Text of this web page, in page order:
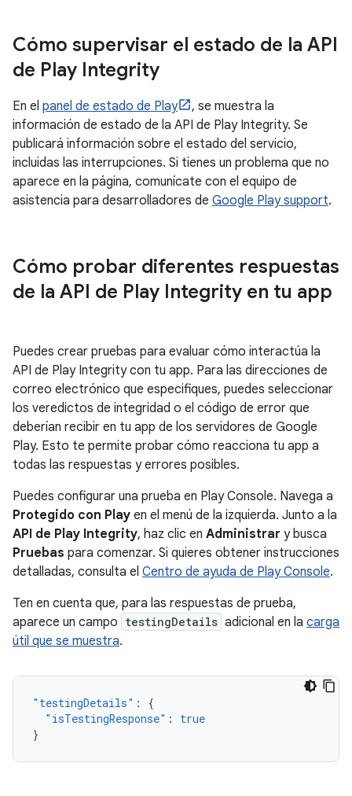
Cómo supervisar el estado de la API
de Play Integrity
En el panel de estado de Play
, se muestra la
información de estado de la API de Play Integrity. Se
publicará información sobre el estado del servicio,
incluidas las interrupciones. Si tienes un problema que no
aparece en la página, comunícate con el equipo de
asistencia para desarrolladores de Google Play support.
Cómo probar diferentes respuestas
de la API de Play Integrity en tu app
Puedes crear pruebas para evaluar cómo interactúa la
API de Play Integrity con tu app. Para las direcciones de
correo electrónico que especifiques, puedes seleccionar
los veredictos de integridad o el código de error que
deberían recibir en tu app de los servidores de Google
Play. Esto te permite probar cómo reacciona tu app a
todas las respuestas y errores posibles.
Puedes configurar una prueba en Play Console. Navega a
Protegido con Play en el menú de la izquierda. Junto a la
API de Play Integrity, haz clic en Administrar y busca
Pruebas para comenzar. Si quieres obtener instrucciones
detalladas, consulta el Centro de ayuda de Play Console.
Ten en cuenta que, para las respuestas de prueba,
aparece un campo testingDetails adicional en la carga
útil que se muestra.
"testingDetails" :
{
"isTestingResponse" :
true
}